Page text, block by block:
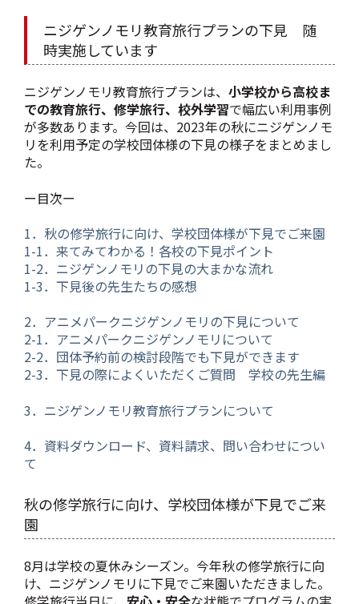
ニジゲンノモリ教育旅行プランの下見 随
時実施しています
ニジゲンノモリ教育旅行プランは、 小学校から高校ま
での教育旅行、修学旅行、校外学習で幅広い利用事例
が多数あります。今回は、2023年の秋にニジゲンノモ
リを利用予定の学校団体様の下見の様子をまとめまし
た。
ー目次ー
1．秋の修学旅行に向け、学校団体様が下見でご来園
1-1．来てみてわかる！各校の下見ポイント
1-2．ニジゲンノモリの下見の大まかな流れ
1-3．下見後の先生たちの感想
2．アニメパークニジゲンノモリの下見について
2-1．アニメパークニジゲンノモリについて
2-2．団体予約前の検討段階でも下見ができます
2-3．下見の際によくいただくご質問 学校の先生編
3．ニジゲンノモリ教育旅行プランについて
4．資料ダウンロード、資料請求、問い合わせについ
て
秋の修学旅行に向け、学校団体様が下見でご来
園
8月は学校の夏休みシーズン。今年秋の修学旅行に向
け、ニジゲンノモリに下見でご来園いただきました。